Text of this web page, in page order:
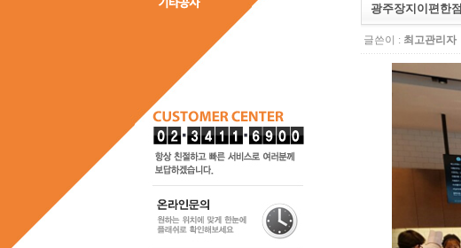
광주장지이편한점
글쓴이 : 최고관리자